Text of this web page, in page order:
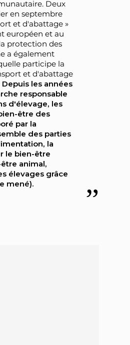
Deux
en septembre
et d'abattage »
européen et au
protection des
a également
participe la
et d'abattage
Depuis les années
responsable
d'élevage, les
être des
par la
des parties
la
le bien-être
animal,
élevages grâce
mené).